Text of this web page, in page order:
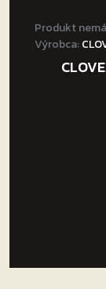
Produkt
Výrobca: